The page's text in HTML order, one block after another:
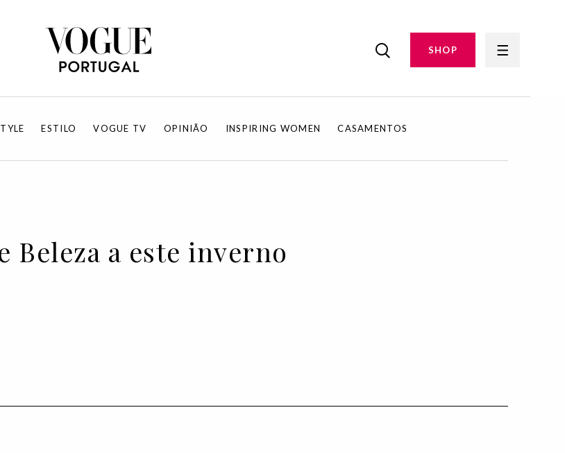
SHOP
ESTILO VOGUE TV OPINIÃO INSPIRING WOMEN CASAMENTOS
Beleza a este inverno